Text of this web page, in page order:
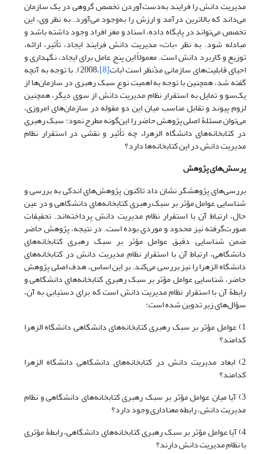
مدیریت دانش را فرایند به‌دست‌آوردن تخصص گروهی در یک سازمان
می‌داند که بالاترین درآمد و ارزش را به‌وجود می‌آورد. به نظر وی، این
تخصص می‌تواند در پایگاه داده، اسناد و مغز افراد وجود داشته باشد و
مبادله شود. به نظر «بات» مدیریت دانش فرایند ایجاد، تأثیر، ارائه،
توزیع و کاربرد دانش است. معمولاً این پنج عامل برای ایجاد، نگهداری و
احیای قابلیت‌های سازمانی مدّنظر است (بات[8] ،2008). با توجه به آنچه
گفته شد، همچنین با توجه به اهمیت نوع سبک رهبری در سازمان‌ها از
یک‌سو و تمایل به استقرار نظام مدیریت دانش از سوی دیگر، همچنین
لزوم پیوند و تقابل مناسب میان این دو مقوله در سازمان‌های امروزی،
می‌توان مسئلۀ اصلی پژوهش حاضر را این‌گونه مطرح نمود: سبک رهبری
در کتابخانه‌های دانشگاه الزهراء چه تأثیر و نقشی در استقرار نظام
مدیریت دانش در این کتابخانه‌ها دارد؟
پرسش‌‌‌های پژوهش
بررسی‌های پژوهشگر نشان داد تاکنون پژوهش‌های اندکی به بررسی و
شناسایی عوامل مؤثر بر سبک رهبری کتابخانه‌های دانشگاهی و در عین
حال، ارتباط آن با استقرار نظام مدیریت دانش پرداخته‌اند. تحقیقات
صورت‌گرفته نیز محدود و موردی بوده است. در نتیجه، پژوهش حاضر
ضمن شناسایی دقیق عوامل مؤثر بر سبک رهبری کتابخانه‌های
دانشگاهی، ارتباط آن با استقرار نظام مدیریت دانش در کتابخانه‌های
دانشگاه الزهرا را نیز بررسی می‌کند. بر این اساس، هدف اصلی پژوهش
حاضر، شناسایی عوامل مؤثر بر سبک رهبری کتابخانه‌های دانشگاهی و
رابطۀ آن با استقرار نظام مدیریت دانش است که برای دستیابی به آن،
سؤال‌های زیر تدوین شده است:
1) عوامل مؤثر بر سبک رهبری کتابخانه‌های دانشگاهی دانشگاه الزهرا
کدامند؟
2) ابعاد مدیریت دانش در کتابخانه‌های دانشگاهی دانشگاه الزهرا
کدامند؟
3) آیا میان عوامل مؤثر بر سبک رهبری کتابخانه‌های دانشگاهی و نظام
مدیریت دانش، رابطه معناداری وجود دارد؟
4) آیا عوامل مؤثر بر سبک رهبری کتابخانه‌های دانشگاهی، رابطۀ مؤثری
با نظام مدیریت دانش دارند؟